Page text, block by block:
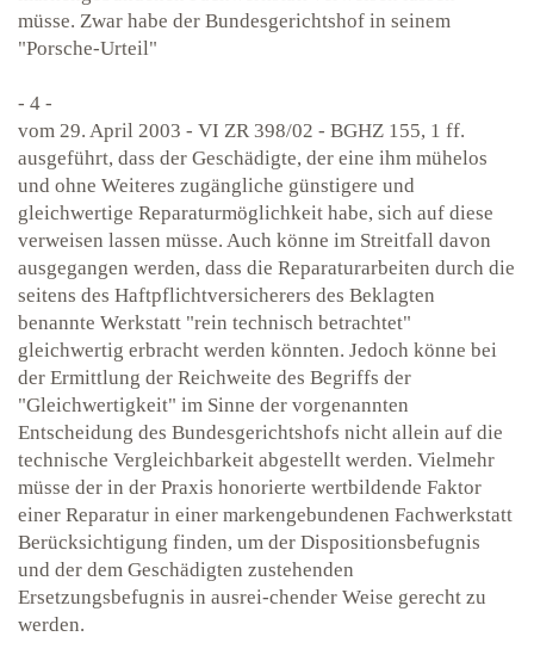
müsse. Zwar habe der Bundesgerichtshof in seinem
"Porsche-Urteil"
- 4 -
vom 29. April 2003 - VI ZR 398/02 - BGHZ 155, 1 ff.
ausgeführt, dass der Geschädigte, der eine ihm mühelos
und ohne Weiteres zugängliche günstigere und
gleichwertige Reparaturmöglichkeit habe, sich auf diese
verweisen lassen müsse. Auch könne im Streitfall davon
ausgegangen werden, dass die Reparaturarbeiten durch die
seitens des Haftpflichtversicherers des Beklagten
benannte Werkstatt "rein technisch betrachtet"
gleichwertig erbracht werden könnten. Jedoch könne bei
der Ermittlung der Reichweite des Begriffs der
"Gleichwertigkeit" im Sinne der vorgenannten
Entscheidung des Bundesgerichtshofs nicht allein auf die
technische Vergleichbarkeit abgestellt werden. Vielmehr
müsse der in der Praxis honorierte wertbildende Faktor
einer Reparatur in einer markengebundenen Fachwerkstatt
Berücksichtigung finden, um der Dispositionsbefugnis
und der dem Geschädigten zustehenden
Ersetzungsbefugnis in ausrei-chender Weise gerecht zu
werden.